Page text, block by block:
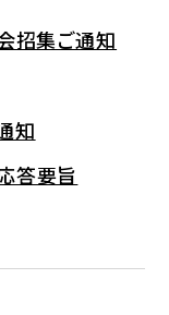
招集ご通知
知
答要旨